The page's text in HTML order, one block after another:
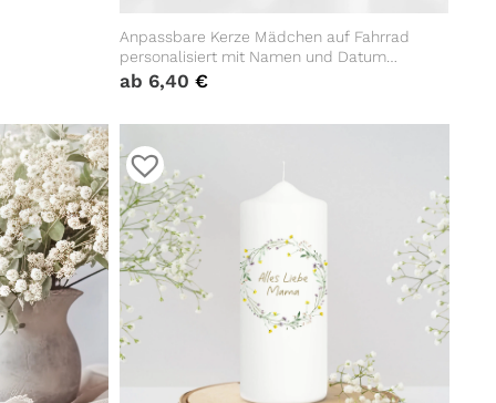
Anpassbare Kerze Mädchen auf Fahrrad
personalisiert mit Namen und Datum
Einschulungsgeschenk Geschenk zur
Einschulung
ab 6,40 €